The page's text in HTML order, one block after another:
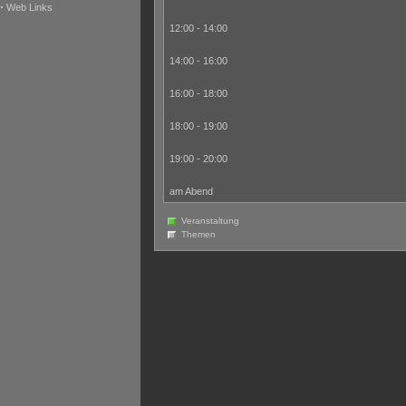
· Web Links
12:00 - 14:00
14:00 - 16:00
16:00 - 18:00
18:00 - 19:00
19:00 - 20:00
am Abend
Veranstaltung
Themen